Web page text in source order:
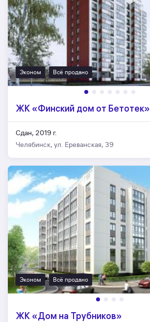
Эконом Всё продано
ЖК «Финский дом от Бетотек»
Сдан, 2019 г.
Челябинск, ул. Ереванская, 39
Эконом Всё продано
ЖК «Дом на Трубников»